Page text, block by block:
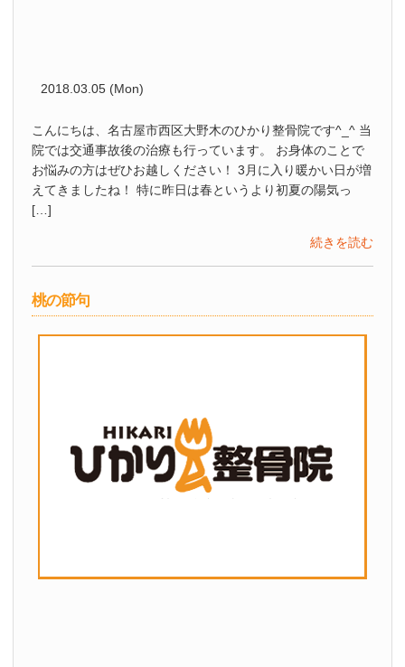
2018.03.05 (Mon)
こんにちは、名古屋市西区大野木のひかり整骨院です^_^ 当
院では交通事故後の治療も行っています。 お身体のことで
お悩みの方はぜひお越しください！ 3月に入り暖かい日が増
えてきましたね！ 特に昨日は春というより初夏の陽気っ
[…]
続きを読む
桃の節句